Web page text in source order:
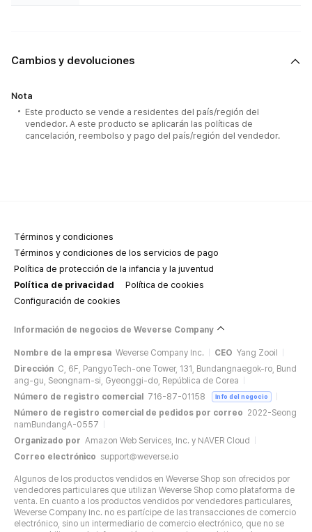
Cambios y devoluciones
Nota
Este producto se vende a residentes del país/región del
vendedor. A este producto se aplicarán las políticas de
cancelación, reembolso y pago del país/región del vendedor.
Términos y condiciones
Términos y condiciones de los servicios de pago
Política de protección de la infancia y la juventud
Política de privacidad
Política de cookies
Configuración de cookies
Información de negocios de Weverse Company
Nombre de la empresa Weverse Company Inc. CEO Yang Zooil
Dirección C, 6F, PangyoTech-one Tower, 131, Bundangnaegok-ro, Bund
ang-gu, Seongnam-si, Gyeonggi-do, República de Corea
Número de registro comercial
716-87-01158 Info del negocio
Número de registro comercial de pedidos por correo 2022-Seong
namBundangA-0557
Organizado por Amazon Web Services, Inc. y NAVER Cloud
Correo electrónico support@weverse.io
Algunos de los productos vendidos en Weverse Shop son ofrecidos por
vendedores particulares que utilizan Weverse Shop como plataforma de
venta. En cuanto a los productos vendidos por vendedores particulares,
Weverse Company Inc. no es partícipe de las transacciones de comercio
electrónico, sino un intermediario de comercio electrónico, que no se